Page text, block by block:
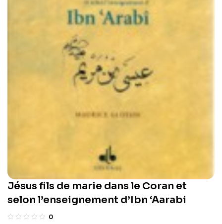
Jésus fils de marie dans le Coran et
selon l’enseignement d’Ibn ‘Aarabi
0